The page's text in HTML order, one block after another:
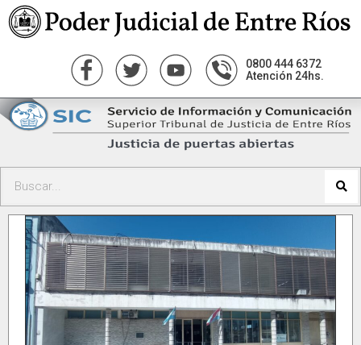
0800 444 6372
Atención 24hs.